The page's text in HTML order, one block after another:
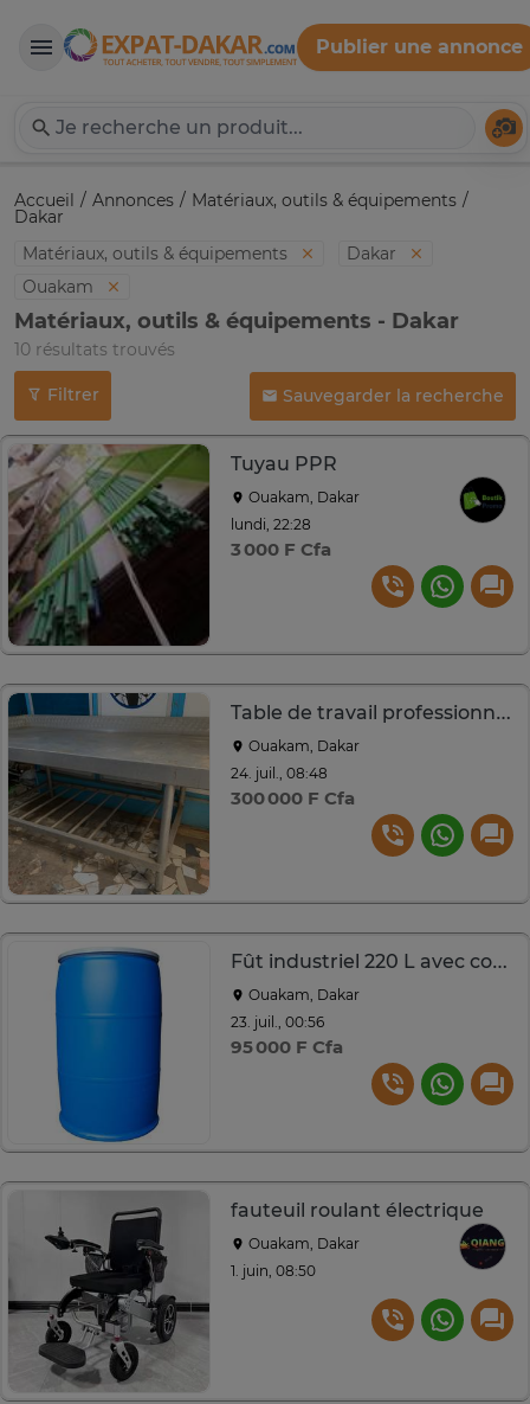
Expat-Dakar
Publier une annonce
Accueil Annonces Matériaux, outils & équipements
Dakar
Matériaux, outils & équipements
Dakar
Ouakam
Matériaux, outils & équipements - Dakar
10 résultats trouvés
Filtrer Sauvegarder la recherche
Tuyau PPR
Ouakam, Dakar
lundi, 22:28
3 000 F Cfa
Table de travail professionnelle pâtisserie et restauration
Ouakam, Dakar
24. juil., 08:48
300 000 F Cfa
Fût industriel 220 L avec couvercle sécurisé
Ouakam, Dakar
23. juil., 00:56
95 000 F Cfa
fauteuil roulant électrique
Ouakam, Dakar
1. juin, 08:50